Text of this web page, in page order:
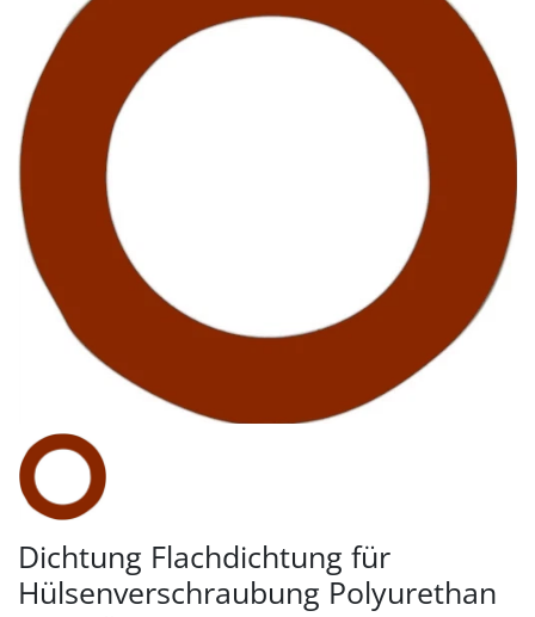
Dichtung Flachdichtung für
Hülsenverschraubung Polyurethan